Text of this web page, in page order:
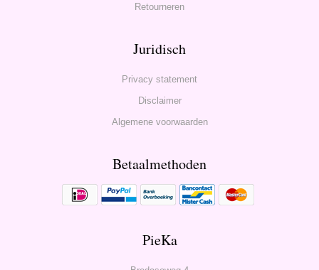
Retourneren
Juridisch
Privacy statement
Disclaimer
Algemene voorwaarden
Betaalmethoden
PieKa